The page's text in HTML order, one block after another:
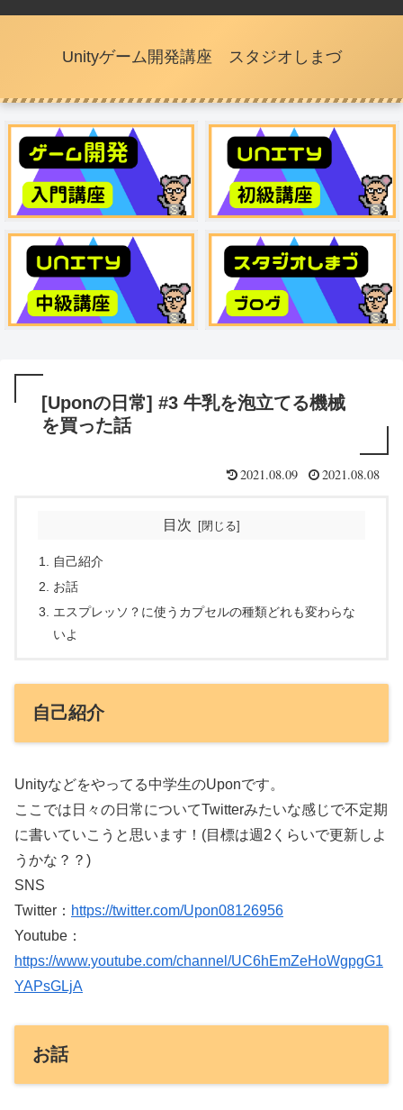
Unityゲーム開発講座 スタジオしまづ
[Uponの日常] #3 牛乳を泡立てる機械
を買った話
2021.08.09 2021.08.08
目次
自己紹介
お話
エスプレッソ？に使うカプセルの種類どれも変わらな
いよ
自己紹介
Unityなどをやってる中学生のUponです。
ここでは日々の日常についてTwitterみたいな感じで不定期
に書いていこうと思います！(目標は週2くらいで更新しよ
うかな？？)
SNS
Twitter： https://twitter.com/Upon08126956
Youtube：
https://www.youtube.com/channel/UC6hEmZeHoWgpgG1
YAPsGLjA
お話